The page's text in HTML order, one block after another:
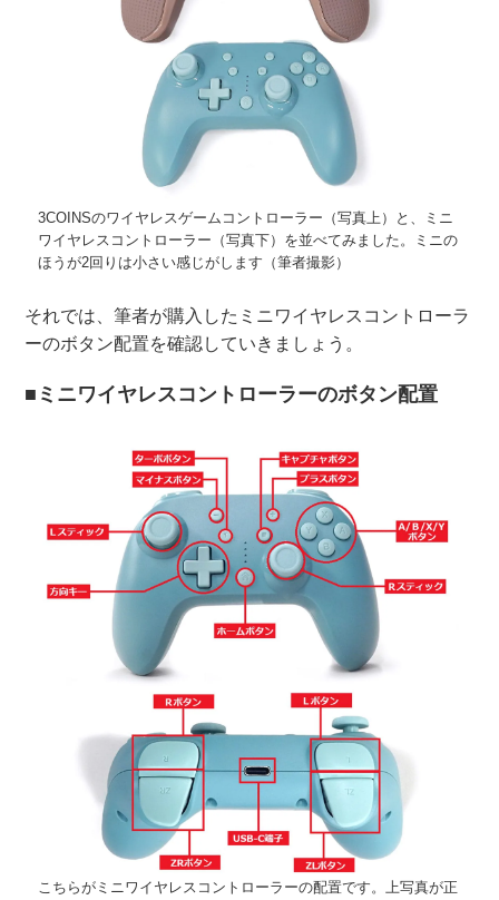
3COINSのワイヤレスゲームコントローラー（写真上）と、ミニ
ワイヤレスコントローラー（写真下）を並べてみました。ミニの
ほうが2回りは小さい感じがします（筆者撮影）
それでは、筆者が購入したミニワイヤレスコントローラ
ーのボタン配置を確認していきましょう。
■ミニワイヤレスコントローラーのボタン配置
こちらがミニワイヤレスコントローラーの配置です。上写真が正